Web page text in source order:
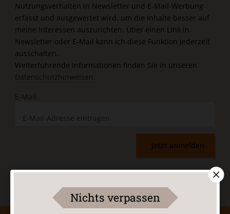
Nutzungsverhalten in Newsletter und E-Mail-Werbung
erfasst und ausgewertet wird, um die Inhalte besser auf
meine Interessen auszurichten. Über einen Link in
Newsletter oder E-Mail kann ich diese Funktion jederzeit
ausschalten.
Weiterführende Informationen finden Sie in unseren
Datenschutzhinweisen
E-Mail
Jetzt anmelden
Nichts verpassen